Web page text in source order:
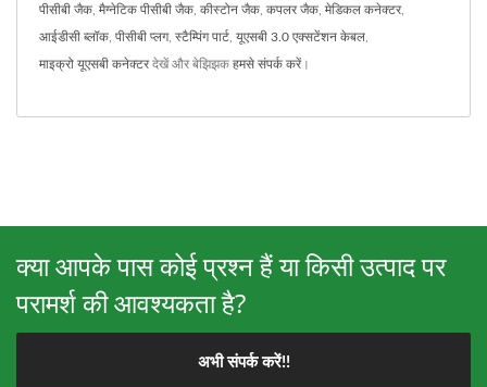
पीसीबी जैक मैग्नेटिक पीसीबी जैक कीस्टोन जैक कपलर जैक मेडिकल कनेक्टर,
आईडीसी ब्लॉक पीसीबी प्लग, स्टैम्पिंग पार्ट यूएसबी 3.0 एक्सटेंशन केबल
माइक्रो यूएसबी कनेक्टरदेखें और बेझिझक हमसे संपर्क करें।
क्या आपके पास कोई प्रश्न हैं या किसी उत्पाद पर
परामर्श की आवश्यकता है?
अभी संपर्क करें!!